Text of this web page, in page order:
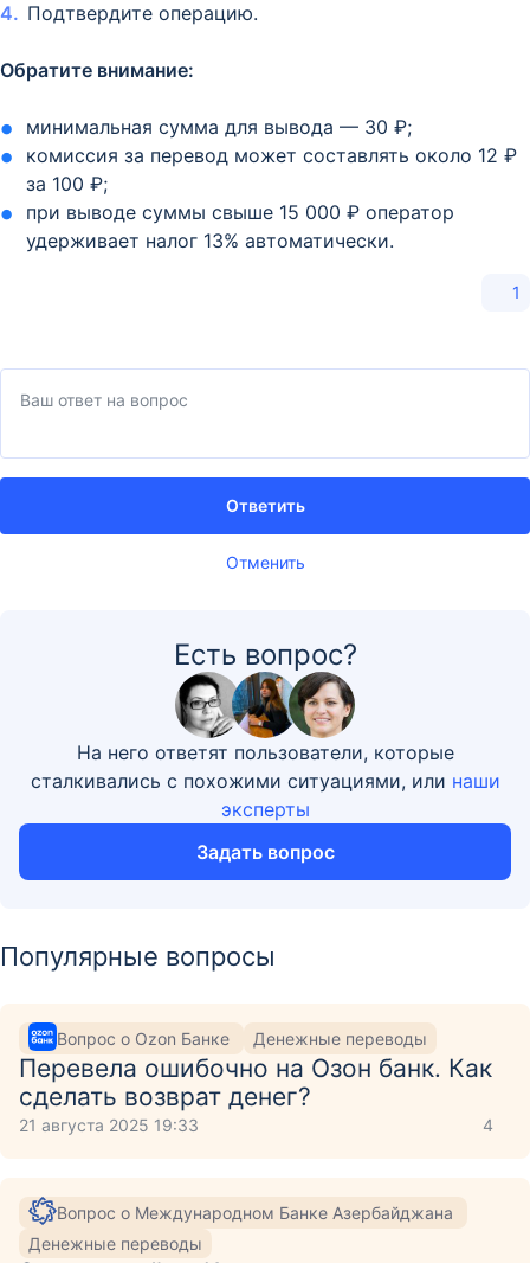
Подтвердите операцию.
Обратите внимание:
минимальная сумма для вывода — 30 ₽;
комиссия за перевод может составлять около 12 ₽
за 100 ₽;
при выводе суммы свыше 15 000 ₽ оператор
удерживает налог 13% автоматически.
1
Отменить
Ответить
Есть вопрос?
На него ответят пользователи, которые
сталкивались с похожими ситуациями, или наши
эксперты
Задать вопрос
Популярные вопросы
Вопрос о Ozon Банке Денежные переводы
Перевела ошибочно на Озон банк. Как
сделать возврат денег?
21 августа 2025 19:33 4
Вопрос о Международном Банке Азербайджана
Денежные переводы